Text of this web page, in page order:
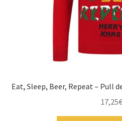
Eat, Sleep, Beer, Repeat – Pull
17,25€